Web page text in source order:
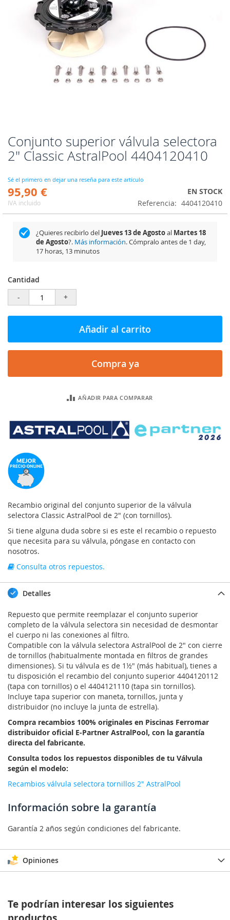
Conjunto superior válvula selectora
2" Classic AstralPool 4404120410
Sé el primero en dejar una reseña para este artículo
95,90 €
IVA incluido
EN STOCK
Referencia
4404120410
¿Quieres recibirlo del Jueves 13 de Agostoal Martes 18
de Agosto?. Más información. Cómpralo antes de 1 day,
17 horas, 13 minutos
Cantidad
-
+
Añadir al carrito
Compra ya
AÑADIR PARA COMPARAR
Recambio original del conjunto superior de la válvula
selectora Classic AstralPool de 2" (con tornillos).
Si tiene alguna duda sobre si es este el recambio o repuesto
que necesita para su válvula, póngase en contacto con
nosotros.
Consulta otros repuestos.
Saltar
al
comienzo
la
galería
de
Detalles
Repuesto que permite reemplazar el conjunto superior
completo de la válvula selectora sin necesidad de desmontar
el cuerpo ni las conexiones al filtro.
Compatible con la válvula selectora AstralPool de 2" con cierre
de tornillos (habitualmente montada en filtros de grandes
dimensiones). Si tu válvula es de 1½" (más habitual), tienes a
tu disposición el recambio del conjunto superior 4404120112
(tapa con tornillos) o el 4404121110 (tapa sin tornillos).
Incluye tapa superior con maneta, tornillos, junta y
distribuidor (no incluye la junta de estrella).
Compra recambios 100% originales en Piscinas Ferromar
distribuidor oficial E-Partner AstralPool, con la garantía
directa del fabricante.
Consulta todos los repuestos disponibles de tu Válvula
según el modelo:
Recambios válvula selectora tornillos 2" AstralPool
Información sobre la garantía
Garantía 2 años según condiciones del fabricante.
Opiniones
Te podrían interesar los siguientes